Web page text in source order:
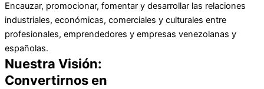
Encauzar, promocionar, fomentar y desarrollar las relaciones
industriales, económicas, comerciales y culturales entre
profesionales, emprendedores y empresas venezolanas y
españolas.
Nuestra Visión:
Convertirnos en